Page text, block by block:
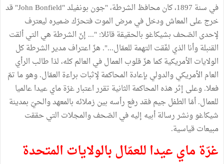
في سنة 1897، كان محافظ الشرطة، "جون بونفيلد "John Bonfield" قد
خرج على المعاش ودخل في مرض الموت فتحرّك ضميره ليعترف
لإحدى الصّحف بشيكاغو بالحقيقة قائلا: "... إنّ الشرطة هي التي ألقت
القنبلة وأنا الذي لفّقت التهمة للعمّال...". هزّ اعتراف مدير الشرطة كل
الولايات الأمريكية كما هزّ قلوب العمال في العالم كله، لذا طالب الرأي
العام الأمريكي والدولي بإعادة المحاكمة لإثبات براءة العمّال. وهو ما تمّ
فعلا. وعلى إثر هذه المحاكمة الثانية تقرر اعتبار غرّة ماي عيدا عالميا
للعمال. أمّا الطفل جيم فقد رفع رأسه بين زملائه بالمعهد والحيّ بمدينة
شيكاغو ونشر رسالة أبيه إليه في الصّحف والمجلات التي حققت
مبيعات قياسية.
غرّة ماي عيدا للعمّال بالولايات المتحدة